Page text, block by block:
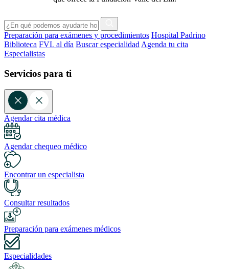
Preparación para exámenes y procedimientos Hospital Padrino
Biblioteca FVL al día Buscar especialidad Agenda tu cita
Especialistas
Servicios para ti
Agendar cita médica
Agendar chequeo médico
Encontrar un especialista
Consultar resultados
Preparación para exámenes médicos
Especialidades